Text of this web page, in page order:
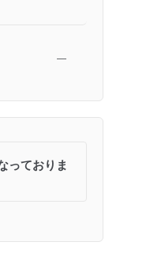
―
っておりま